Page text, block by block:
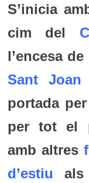
S’inicia
cim del
l’encesa
Sant Joan
portada
per tot el
amb altres
d’estiu als